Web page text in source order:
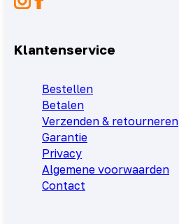
Klantenservice
Bestellen
Betalen
Verzenden & retourneren
Garantie
Privacy
Algemene voorwaarden
Contact